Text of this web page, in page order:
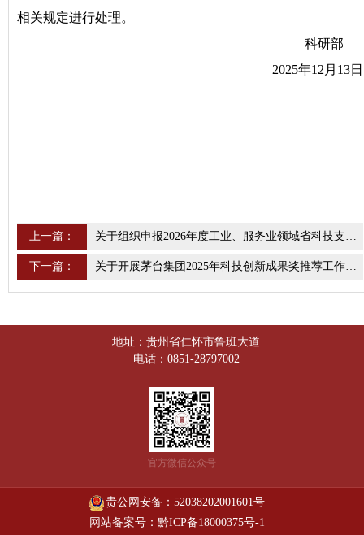
相关规定进行处理。
科研部
2025年12月13日
上一篇： 关于组织申报2026年度工业、服务业领域省科技支撑计划（一般项目）的通知
下一篇： 关于开展茅台集团2025年科技创新成果奖推荐工作的通知
地址：贵州省仁怀市鲁班大道
电话：0851-28797002
官方微信公众号
贵公网安备：52038202001601号
网站备案号：黔ICP备18000375号-1